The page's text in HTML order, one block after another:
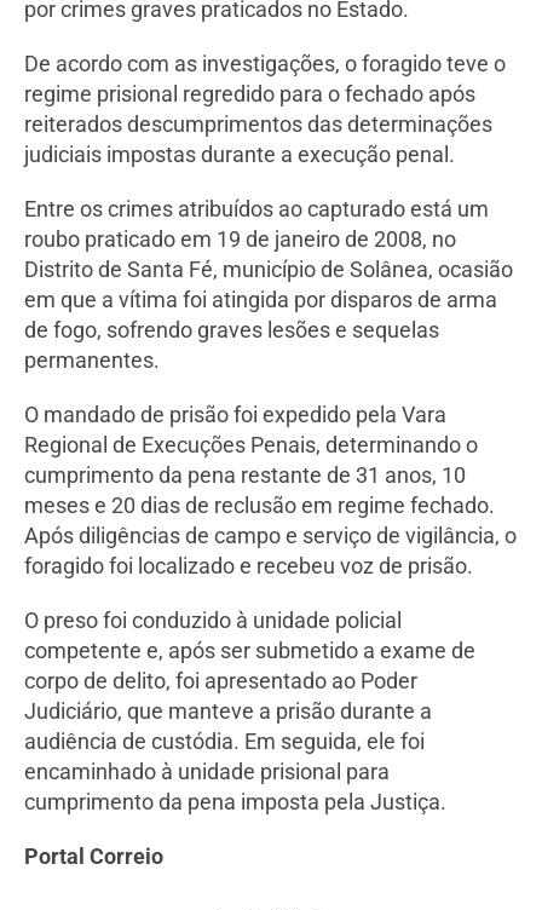
por crimes graves praticados no Estado.
De acordo com as investigações, o foragido teve o
regime prisional regredido para o fechado após
reiterados descumprimentos das determinações
judiciais impostas durante a execução penal.
Entre os crimes atribuídos ao capturado está um
roubo praticado em 19 de janeiro de 2008, no
Distrito de Santa Fé, município de Solânea, ocasião
em que a vítima foi atingida por disparos de arma
de fogo, sofrendo graves lesões e sequelas
permanentes.
O mandado de prisão foi expedido pela Vara
Regional de Execuções Penais, determinando o
cumprimento da pena restante de 31 anos, 10
meses e 20 dias de reclusão em regime fechado.
Após diligências de campo e serviço de vigilância, o
foragido foi localizado e recebeu voz de prisão.
O preso foi conduzido à unidade policial
competente e, após ser submetido a exame de
corpo de delito, foi apresentado ao Poder
Judiciário, que manteve a prisão durante a
audiência de custódia. Em seguida, ele foi
encaminhado à unidade prisional para
cumprimento da pena imposta pela Justiça.
Portal Correio